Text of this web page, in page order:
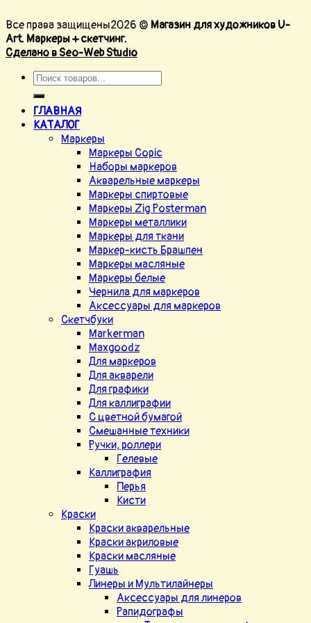
Все права защищены2026 © Магазин для художников U-
Art. Маркеры + скетчинг.
Сделано в Seo-Web Studio
ГЛАВНАЯ
КАТАЛОГ
Маркеры
Маркеры Copic
Наборы маркеров
Акварельные маркеры
Маркеры спиртовые
Маркеры Zig Posterman
Маркеры металлики
Маркеры для ткани
Маркер-кисть Брашпен
Маркеры масляные
Маркеры белые
Чернила для маркеров
Аксессуары для маркеров
Скетчбуки
Markerman
Maxgoodz
Для маркеров
Для акварели
Для графики
Для каллиграфии
С цветной бумагой
Смешанные техники
Ручки, роллери
Гелевые
Каллиграфия
Перья
Кисти
Краски
Краски акварельные
Краски акриловые
Краски масляные
Гуашь
Линеры и Мультилайнеры
Аксессуары для линеров
Рапидографы